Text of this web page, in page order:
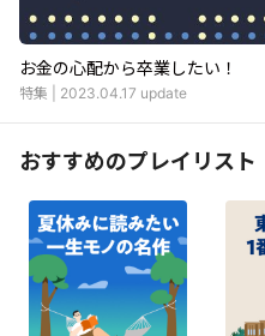
お金の心配から卒業したい！
特集 2023.04.17 update
おすすめのプレイリスト